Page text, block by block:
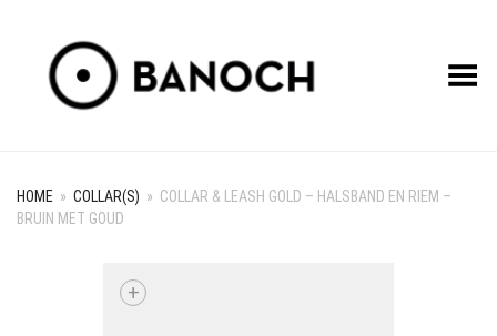
Toggle Menu
HOME » COLLAR(S) » COLLAR & LEASH GOLD – HALSBAND EN RIEM –
BRUIN MET GOUD
+